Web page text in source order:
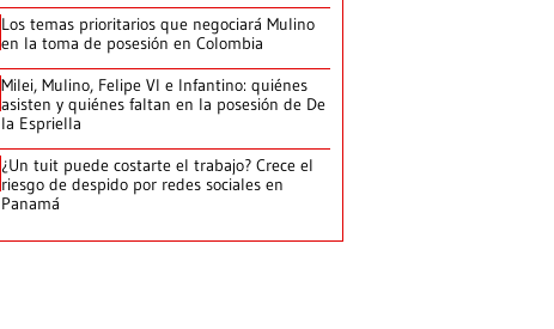
Los temas prioritarios que negociará Mulino
en la toma de posesión en Colombia
Milei, Mulino, Felipe VI e Infantino: quiénes
asisten y quiénes faltan en la posesión de De
la Espriella
¿Un tuit puede costarte el trabajo? Crece el
riesgo de despido por redes sociales en
Panamá